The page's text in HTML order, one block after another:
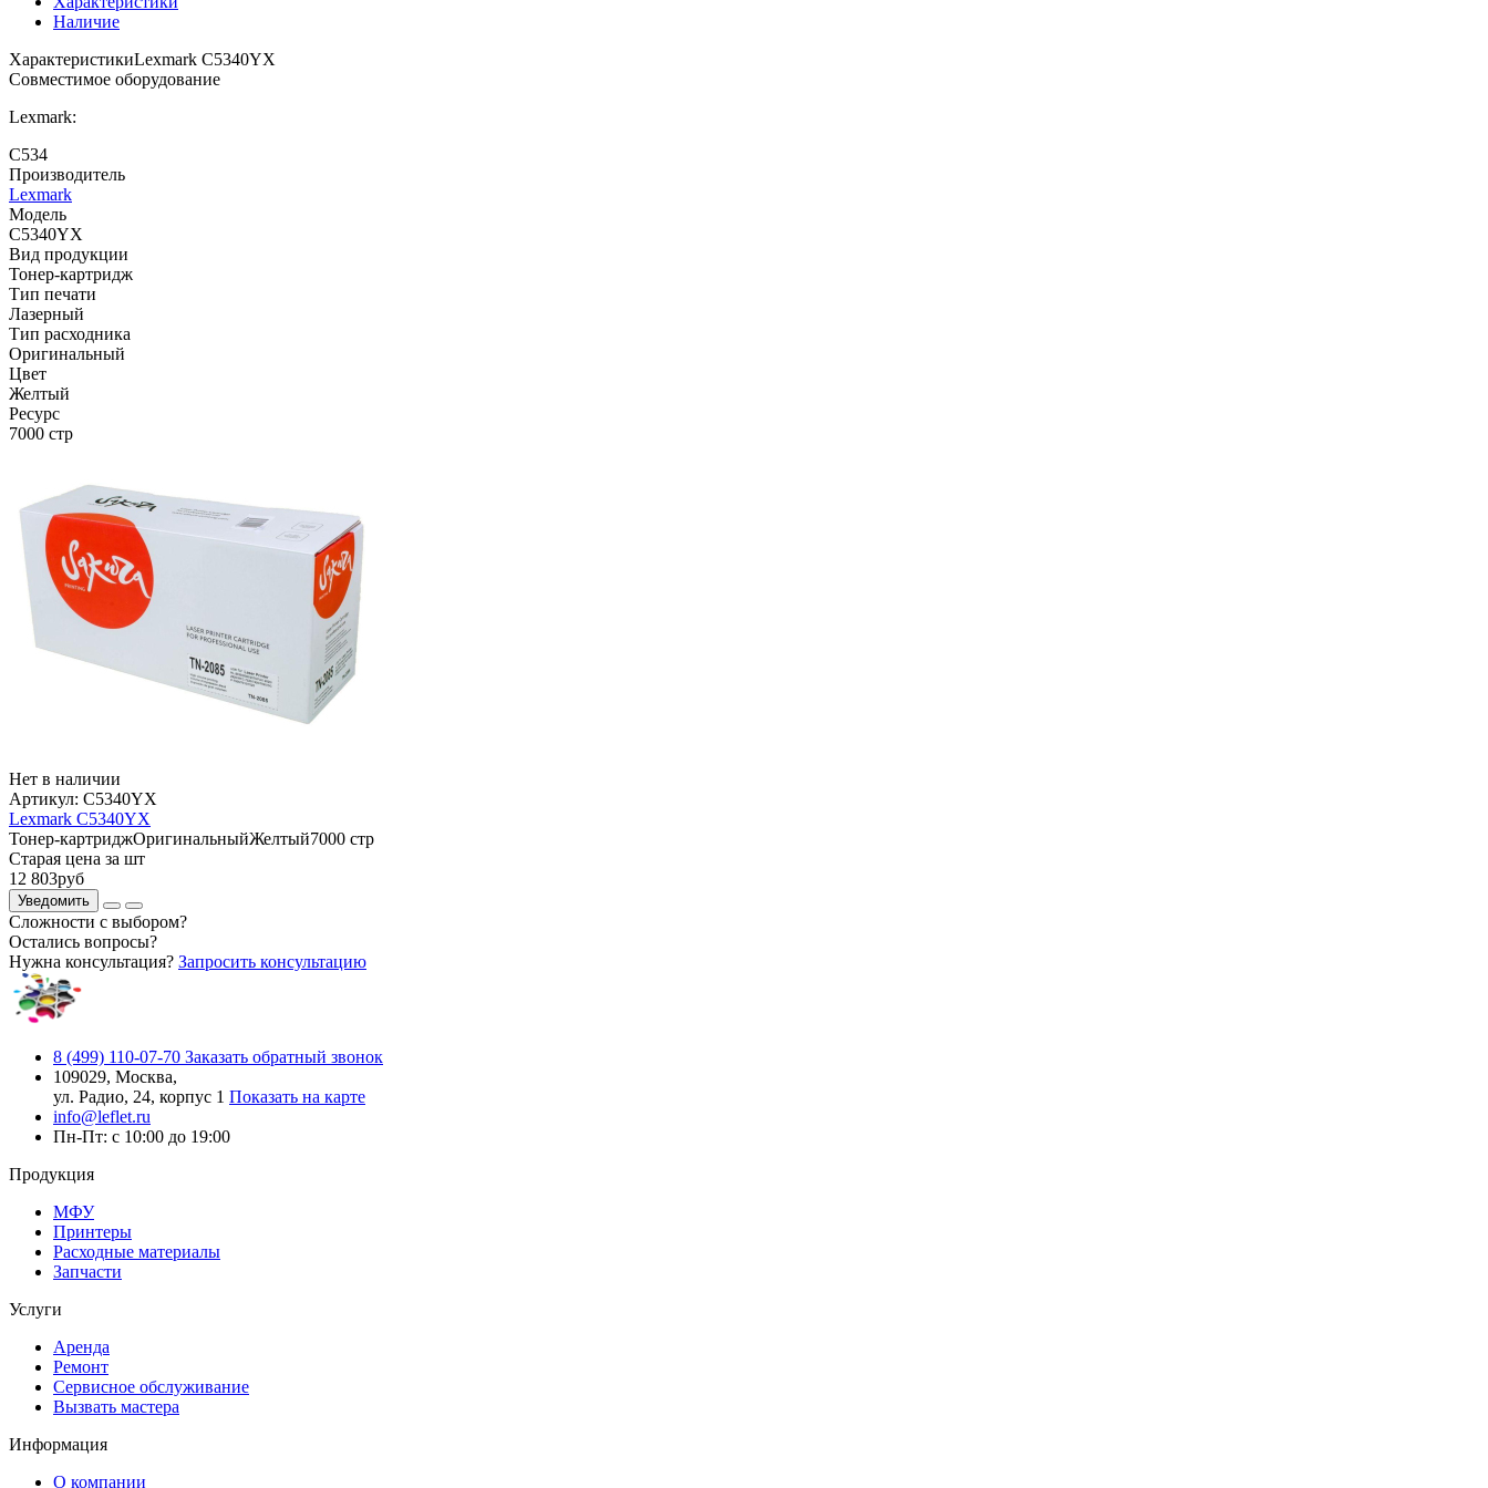
Наличие
ХарактеристикиLexmark C5340YX
Совместимое оборудование
Lexmark:
C534
Производитель
Lexmark
Модель
C5340YX
Вид продукции
Тонер-картридж
Тип печати
Лазерный
Тип расходника
Оригинальный
Цвет
Желтый
Ресурс
7000 стр
Нет в наличии
Артикул: C5340YX
Lexmark C5340YX
Тонер-картриджОригинальныйЖелтый7000 стр
Старая цена за шт
12 803руб
Уведомить
Сложности с выбором?
Остались вопросы?
Нужна консультация? Запросить консультацию
8 (499) 110-07-70 Заказать обратный звонок
109029, Москва,
ул. Радио, 24, корпус 1 Показать на карте
info@leflet.ru
Пн-Пт: с 10:00 до 19:00
Продукция
МФУ
Принтеры
Расходные материалы
Запчасти
Услуги
Аренда
Ремонт
Сервисное обслуживание
Вызвать мастера
Информация
О компании